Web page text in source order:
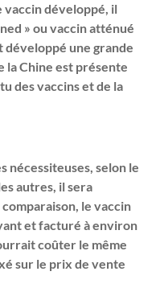
vaccin développé, il
» ou vaccin atténué
développé une grande
la Chine est présente
des vaccins et de la
nécessiteuses, selon le
autres, il sera
le vaccin
et facturé à environ
coûter le même
sur le prix de vente